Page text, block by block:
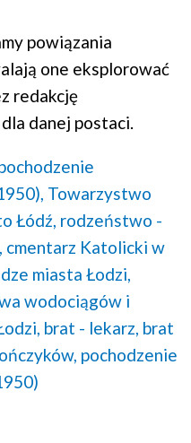
powiązania
one eksplorować
redakcję
danej postaci.
Towarzystwo
Łódź, rodzeństwo -
cmentarz Katolicki w
miasta Łodzi,
wodociągów i
brat - lekarz, brat
pochodzenie